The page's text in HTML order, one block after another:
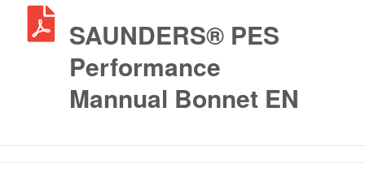
SAUNDERS® PES
Performance
Mannual Bonnet EN